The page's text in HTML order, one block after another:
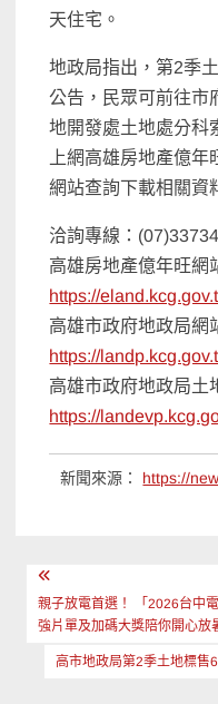
天住宅。
地政局指出，第2季
公告，民眾可前往市
地開發處土地處分科
上網高雄房地產億
網站查詢下載相關資
洽詢專線：
高雄房地產億年旺網
https://
高雄市政府地政局網
https://
高雄市政府地政局土
https://
新聞來源： https://
文
章
親子放電首選！ 「2026台中
強片單及加碼大獎陪你開心放
高市地政局第2季土地標售